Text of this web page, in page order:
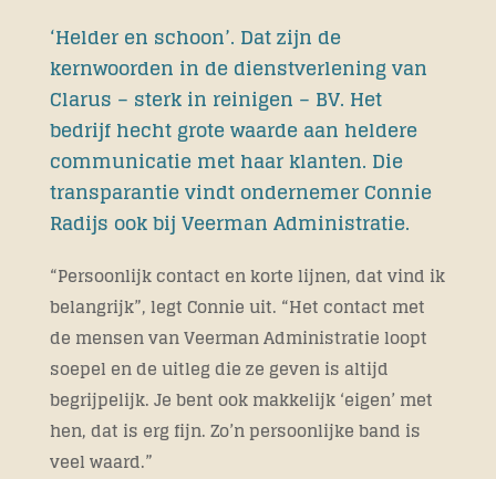
‘Helder en schoon’. Dat zijn de
kernwoorden in de dienstverlening van
Clarus – sterk in reinigen – BV. Het
bedrijf hecht grote waarde aan heldere
communicatie met haar klanten. Die
transparantie vindt ondernemer Connie
Radijs ook bij Veerman Administratie.
“Persoonlijk contact en korte lijnen, dat vind ik
belangrijk”, legt Connie uit. “Het contact met
de mensen van Veerman Administratie loopt
soepel en de uitleg die ze geven is altijd
begrijpelijk. Je bent ook makkelijk ‘eigen’ met
hen, dat is erg fijn. Zo’n persoonlijke band is
veel waard.”